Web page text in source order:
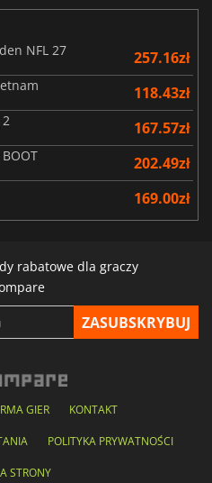
NFL 27
257.16zł
118.43zł
167.57zł
BOOT 202.49zł
169.00zł
rabatowe dla graczy
GIER KONTAKT
POLITYKA PRYWATNOŚCI
STRONY